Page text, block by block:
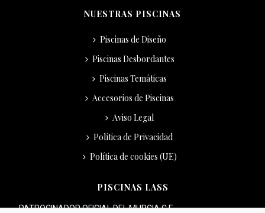
NUESTRAS PISCINAS
Piscinas de Diseño
Piscinas Desbordantes
Piscinas Temáticas
Accesorios de Piscinas
Aviso Legal
Política de Privacidad
Política de cookies (UE)
PISCINAS LASS
PATROCINADOR OFICIAL DEL MURCIA C.F.